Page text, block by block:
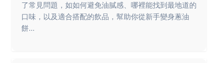
了常見問題，如如何避免油膩感、哪裡能找到最地道的
口味，以及適合搭配的飲品，幫助你從新手變身蔥油
餅...